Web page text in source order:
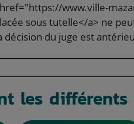
www.ville-
sous tutelle</a> ne
décision du juge est
les